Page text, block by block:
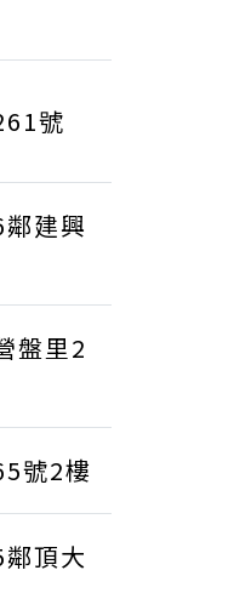
號
建興
盤里2
號2樓
頂大